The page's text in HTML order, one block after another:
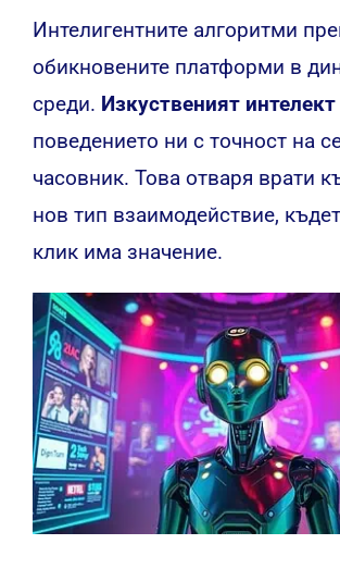
Интелигентните алгоритми
обикновените платформи в
среди. Изкуственият интелект
поведението ни с точност на
часовник. Това отваря врати
нов тип взаимодействие,
клик има значение.